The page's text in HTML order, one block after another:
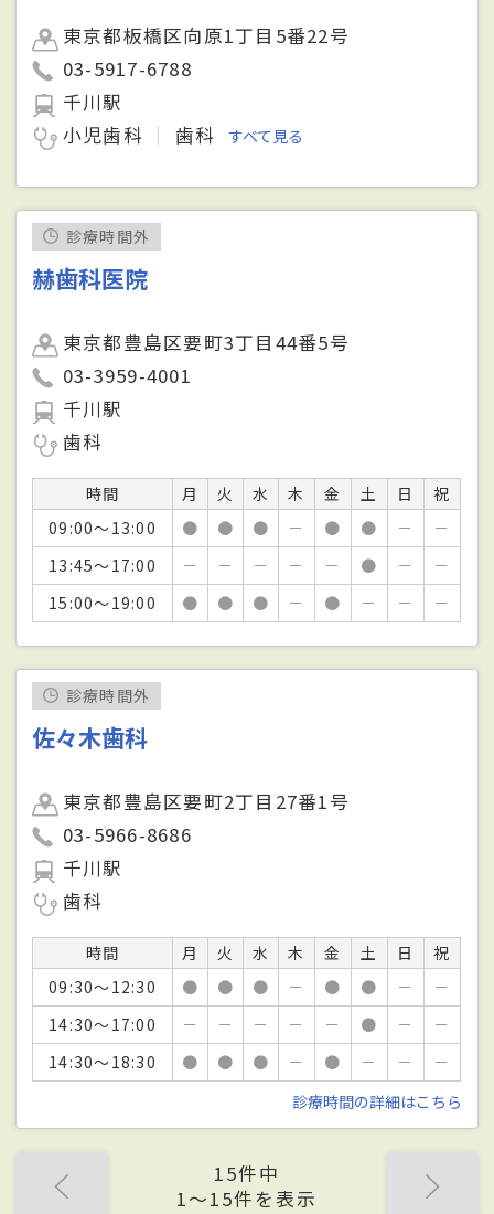
東京都板橋区向原1丁目5番22号
03-5917-6788
千川駅
小児歯科
歯科 すべて見る
診療時間外
赫歯科医院
東京都豊島区要町3丁目44番5号
03-3959-4001
千川駅
歯科
時間 月 火 水 木 金 土 日
祝
09:00～13:00
● ● ● － ● ● －
－
13:45～17:00
－ － － － － ● －
－
15:00～19:00
● ● ● － ● － － －
診療時間外
佐々木歯科
東京都豊島区要町2丁目27番1号
03-5966-8686
千川駅
歯科
時間 月 火 水 木 金 土 日
祝
09:30～12:30
● ● ● － ● ● －
－
14:30～17:00
－ － － － － ● －
－
14:30～18:30
● ● ● － ● － －
－
診療時間の詳細はこちら
15件中
1〜15件を表示